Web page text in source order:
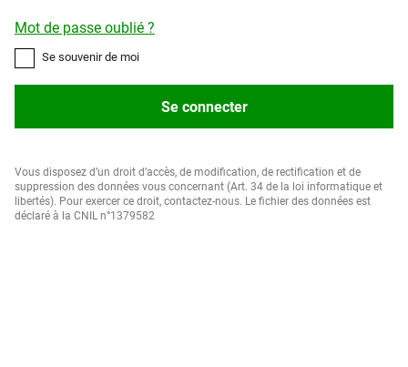
Mot de passe oublié ?
Se souvenir de moi
Se connecter
Vous disposez d’un droit d’accès, de modification, de rectification et de
suppression des données vous concernant (Art. 34 de la loi informatique et
libertés). Pour exercer ce droit, contactez-nous. Le fichier des données est
déclaré à la CNIL n°1379582